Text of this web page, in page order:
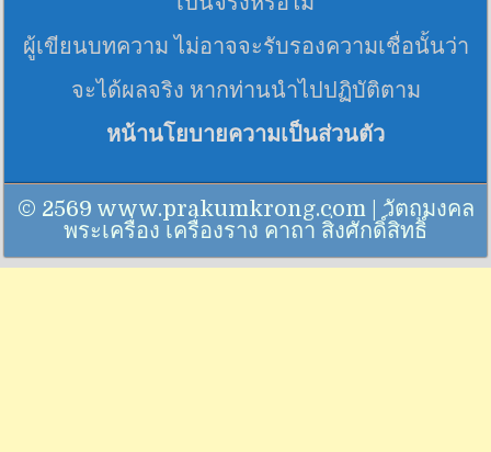
ผู้เขียนบทความ ไม่อาจจะรับรองความเชื่อนั้นว่า
จะได้ผลจริง หากท่านนำไปปฏิบัติตาม
หน้านโยบายความเป็นส่วนตัว
© 2569 www.prakumkrong.com | วัตถุมงคล
พระเครื่อง เครื่องราง คาถา สิ่งศักดิ์สิทธิ์